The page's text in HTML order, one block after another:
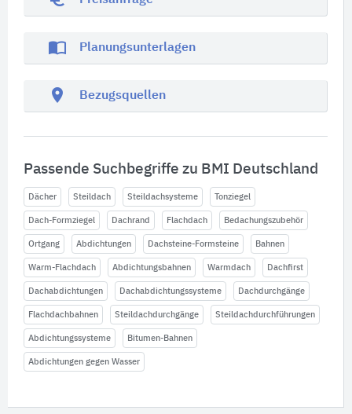
import_contacts Planungsunterlagen
location_on Bezugsquellen
Passende Suchbegriffe zu BMI Deutschland
Dächer Steildach Steildachsysteme Tonziegel
Dach-Formziegel Dachrand Flachdach Bedachungszubehör
Ortgang Abdichtungen Dachsteine-Formsteine Bahnen
Warm-Flachdach Abdichtungsbahnen Warmdach Dachfirst
Dachabdichtungen Dachabdichtungssysteme Dachdurchgänge
Flachdachbahnen Steildachdurchgänge Steildachdurchführungen
Abdichtungssysteme Bitumen-Bahnen
Abdichtungen gegen Wasser